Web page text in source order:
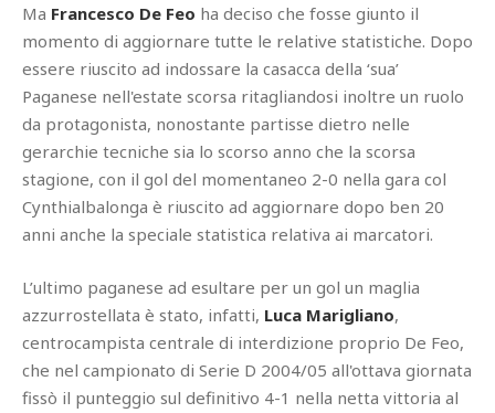
Ma Francesco De Feo ha deciso che fosse giunto il
momento di aggiornare tutte le relative statistiche. Dopo
essere riuscito ad indossare la casacca della ‘sua’
Paganese nell'estate scorsa ritagliandosi inoltre un ruolo
da protagonista, nonostante partisse dietro nelle
gerarchie tecniche sia lo scorso anno che la scorsa
stagione, con il gol del momentaneo 2-0 nella gara col
Cynthialbalonga è riuscito ad aggiornare dopo ben 20
anni anche la speciale statistica relativa ai marcatori.
L’ultimo paganese ad esultare per un gol un maglia
azzurrostellata è stato, infatti, Luca Marigliano,
centrocampista centrale di interdizione proprio De Feo,
che nel campionato di Serie D 2004/05 all'ottava giornata
fissò il punteggio sul definitivo 4-1 nella netta vittoria al